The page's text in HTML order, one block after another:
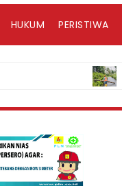
HUKUM PERISTIWA
BERITA